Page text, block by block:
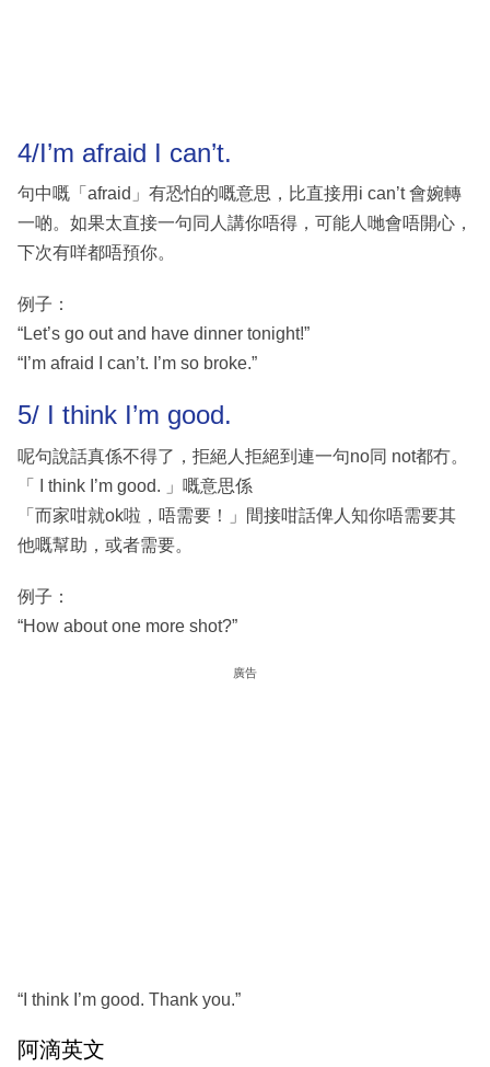
4/I’m afraid I can’t.
句中嘅「afraid」有恐怕的嘅意思，比直接用i can’t 會婉轉
一啲。如果太直接一句同人講你唔得，可能人哋會唔開心，
下次有咩都唔預你。
例子：
“Let’s go out and have dinner tonight!”
“I’m afraid I can’t. I’m so broke.”
5/ I think I’m good.
呢句說話真係不得了，拒絕人拒絕到連一句no同 not都冇。
「 I think I’m good. 」嘅意思係
「而家咁就ok啦，唔需要！」間接咁話俾人知你唔需要其
他嘅幫助，或者需要。
例子：
“How about one more shot?”
廣告
“I think I’m good. Thank you.”
阿滴英文